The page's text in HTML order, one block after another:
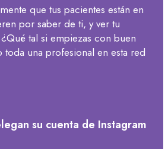
que tus pacientes están en
por saber de ti, y ver tu
tal si empiezas con buen
una profesional en esta red
su cuenta de Instagram